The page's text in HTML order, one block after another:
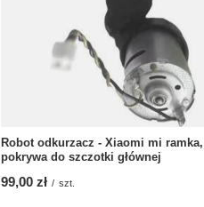
Robot odkurzacz - Xiaomi mi ramka,
pokrywa do szczotki głównej
99,00 zł / szt.